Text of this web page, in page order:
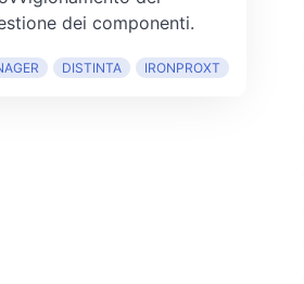
dei componenti.
DISTINTA IRONPROXT